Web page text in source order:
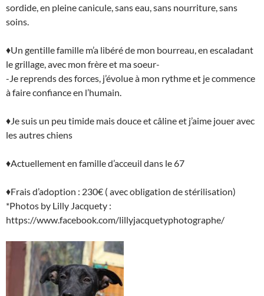
sordide, en pleine canicule, sans eau, sans nourriture, sans
soins.
♦Un gentille famille m’a libéré de mon bourreau, en escaladant
le grillage, avec mon frère et ma soeur-
-Je reprends des forces, j’évolue à mon rythme et je commence
à faire confiance en l’humain.
♦Je suis un peu timide mais douce et câline et j’aime jouer avec
les autres chiens
♦Actuellement en famille d’acceuil dans le 67
♦Frais d’adoption : 230€ ( avec obligation de stérilisation)
*Photos by Lilly Jacquety :
https://www.facebook.com/lillyjacquetyphotographe/